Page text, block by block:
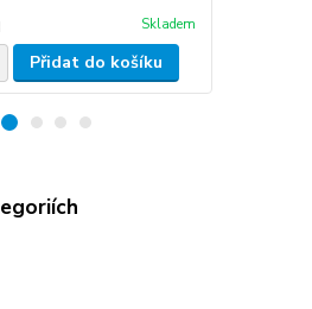
Skladem
Přidat do košíku